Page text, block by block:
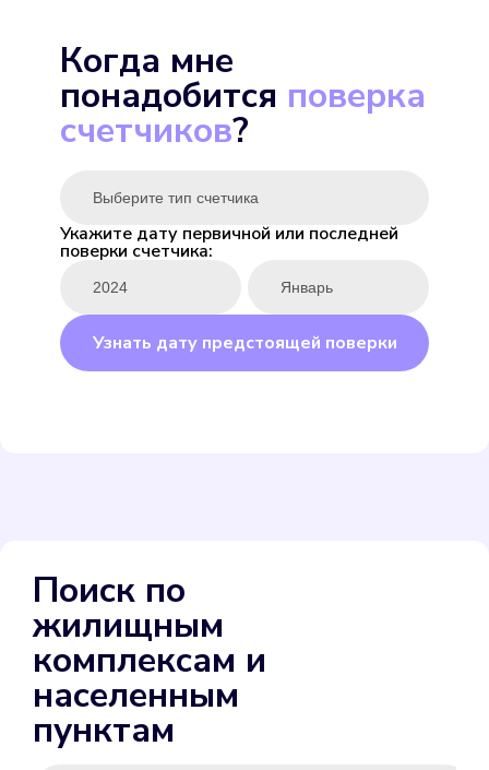
Подробнее
Выбрать
ENBRA для горячей
Выбрать
Выбрать
Когда мне
понадобится поверка
счетчиков?
Укажите дату первичной или последней
поверки счетчика:
Узнать дату предстоящей поверки
Поиск по
жилищным
комплексам и
населенным
пунктам